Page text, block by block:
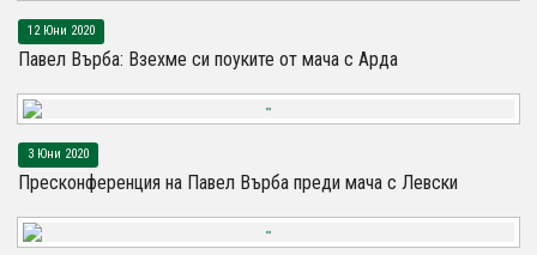
12 Юни 2020
Павел Върба: Взехме си поуките от мача с Арда
3 Юни 2020
Пресконференция на Павел Върба преди мача с Левски